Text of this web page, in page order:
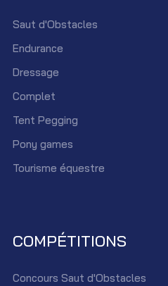
Saut d'Obstacles
Endurance
Dressage
Complet
Tent Pegging
Pony games
Tourisme équestre
COMPÉTITIONS
Concours Saut d'Obstacles